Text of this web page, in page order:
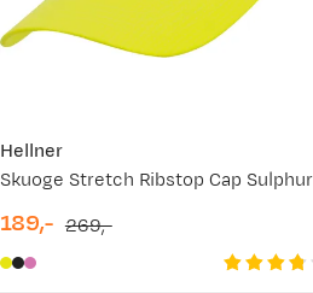
Kjøpt størrelse: One Size
Alt er bra
03.03.2026
Hellner
price
189,-
price
269,-